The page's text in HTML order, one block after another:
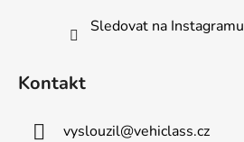
Sledovat na Instagramu
Kontakt
vyslouzil@vehiclass.cz